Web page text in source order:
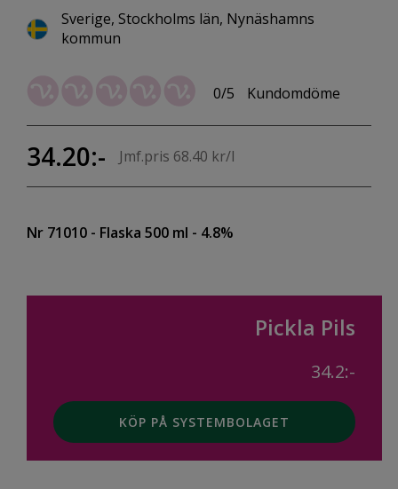
Sverige, Stockholms län, Nynäshamns
kommun
0/5 Kundomdöme
34.20:- Jmf.pris 68.40 kr/l
Nr 71010 - Flaska 500 ml - 4.8%
Pickla Pils
34.2:-
KÖP PÅ SYSTEMBOLAGET